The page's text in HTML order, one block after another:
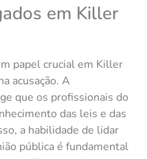
em Killer
papel crucial em Killer
acusação. A
que os profissionais do
das leis e das
a habilidade de lidar
pública é fundamental